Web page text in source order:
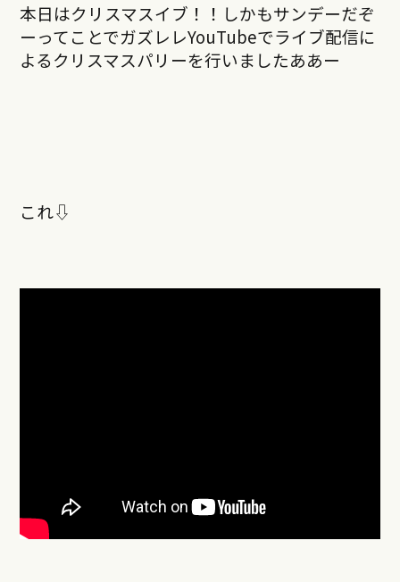
本日はクリスマスイブ！！しかもサンデーだぞ
ーってことでガズレレYouTubeでライブ配信に
よるクリスマスパリーを行いましたああー
これ⇩